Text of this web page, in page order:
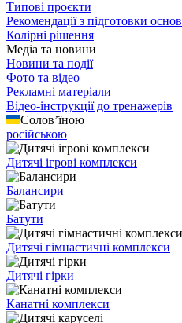
Типові проєкти
Рекомендації з підготовки основ
Колірні рішення
Медіа та новини
Новини та події
Фото та відео
Рекламні матеріали
Відео-інструкції до тренажерів
Солов’їною
російською
Дитячі ігрові комплекси
Балансири
Батути
Дитячі гімнастичні комплекси
Дитячі гірки
Канатні комплекси